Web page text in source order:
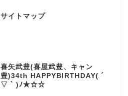
サイトマップ
喜矢武豊(喜屋武豊、キャン
豊)34th HAPPYBIRTHDAY( ´
▽ ` )ﾉ★☆☆